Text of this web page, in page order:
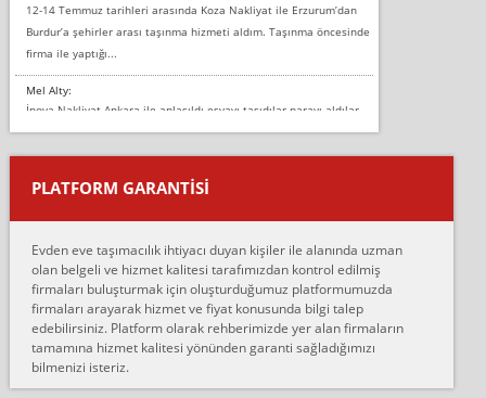
12-14 Temmuz tarihleri arasında Koza Nakliyat ile Erzurum’dan
Burdur’a şehirler arası taşınma hizmeti aldım. Taşınma öncesinde
firma ile yaptığı...
Mel Alty:
İnova Nakliyat Ankara ile anlaşıldı eşyayı taşıdılar parayı aldılar.
Salon duvarına bir baktım birisi boydan alüminyum renkli bantı
yapıştırm...
Murat:
çalıştıklarını, müş...
Ahmet:
Lüleburgaz güngünes evden eve naklyat eşyalarımı taşımak için
anlaştık sabah eve geldiklerinde de eşyalarımı düzgün şekilde
sarcaz demelerine r...
mehmet güldü:
PLATFORM GARANTİSİ
Evden eve taşımacılık ihtiyacı duyan kişiler ile alanında uzman
olan belgeli ve hizmet kalitesi tarafımızdan kontrol edilmiş
firmaları buluşturmak için oluşturduğumuz platformumuzda
firmaları arayarak hizmet ve fiyat konusunda bilgi talep
edebilirsiniz. Platform olarak rehberimizde yer alan firmaların
tamamına hizmet kalitesi yönünden garanti sağladığımızı
bilmenizi isteriz.